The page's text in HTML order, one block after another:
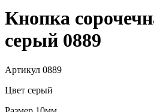
Кнопка
серый 0889
Артикул 0889
Цвет серый